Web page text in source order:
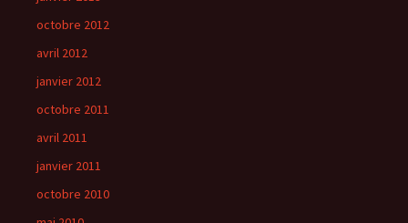
octobre 2012
avril 2012
janvier 2012
octobre 2011
avril 2011
janvier 2011
octobre 2010